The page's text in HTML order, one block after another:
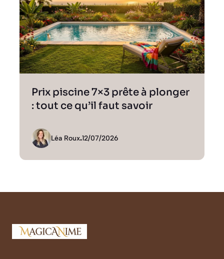
Prix piscine 7×3 prête à plonger
: tout ce qu’il faut savoir
Léa Roux.12/07/2026